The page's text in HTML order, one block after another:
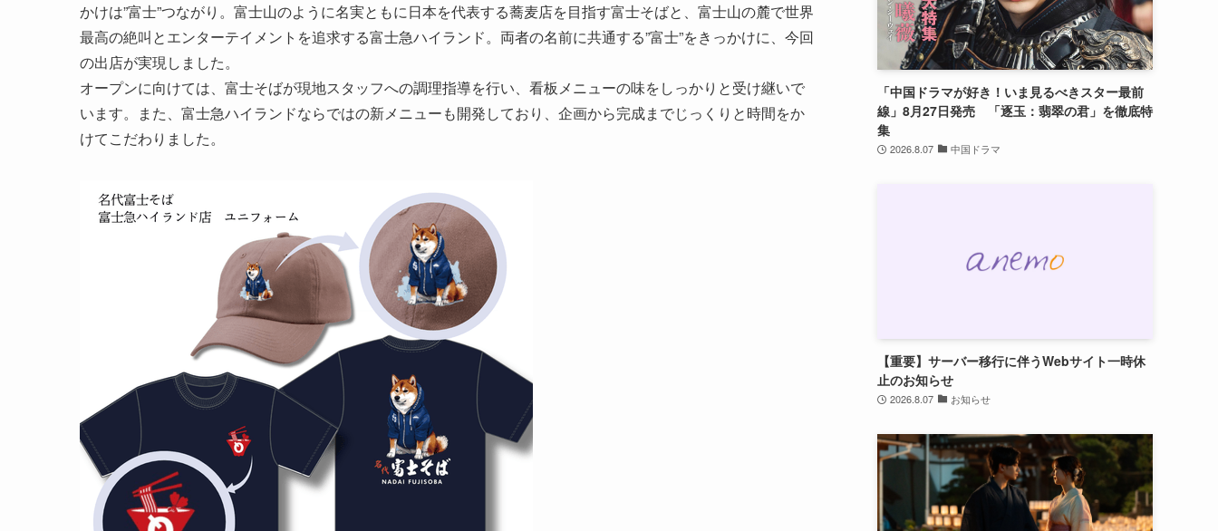
かけは”富士”つながり。富士山のように名実ともに日本を代表する蕎麦店を目指す富士そばと、富士山の麓で世界
最高の絶叫とエンターテイメントを追求する富士急ハイランド。両者の名前に共通する”富士”をきっかけに、今回
の出店が実現しました。
オープンに向けては、富士そばが現地スタッフへの調理指導を行い、看板メニューの味をしっかりと受け継いで
います。また、富士急ハイランドならではの新メニューも開発しており、企画から完成までじっくりと時間をか
けてこだわりました。
「中国ドラマが好き！いま見るべきスター最前
線」8月27日発売 「逐玉：翡翠の君」を徹底特
集
2026.8.07 中国ドラマ
【重要】サーバー移行に伴うWebサイト一時休
止のお知らせ
2026.8.07 お知らせ